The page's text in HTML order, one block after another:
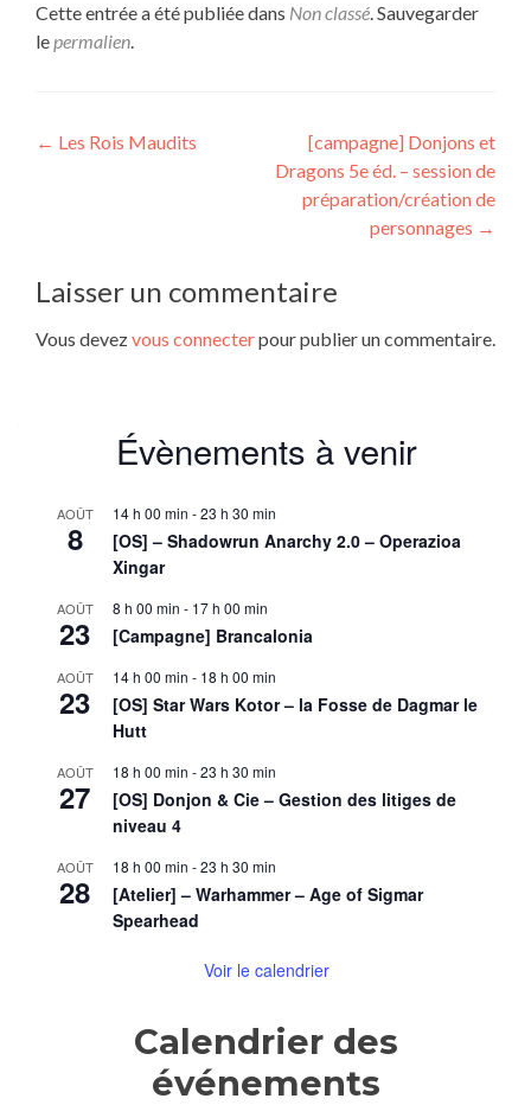
Cette entrée a été publiée dans Non classé. Sauvegarder
lepermalien.
Navigation
← Les Rois Maudits
[campagne] Donjons et
Dragons 5e éd. – session de
préparation/création de
personnages →
Laisser un commentaire
Vous devezvous connecterpour publier un commentaire.
Évènements à venir
AOÛT
8
14 h 00 min -23 h 30 min
[OS] – Shadowrun Anarchy 2.0 – Operazioa
Xingar
AOÛT
23
8 h 00 min - 17 h 00 min
[Campagne] Brancalonia
AOÛT
23
14 h 00 min - 18 h 00 min
[OS] Star Wars Kotor – la Fosse de Dagmar le
Hutt
AOÛT
27
18 h 00 min -23 h 30 min
[OS] Donjon & Cie – Gestion des litiges de
niveau 4
AOÛT
28
18 h 00 min -23 h 30 min
[Atelier] – Warhammer – Age of Sigmar
Spearhead
Voir le calendrier
Calendrier des
événements